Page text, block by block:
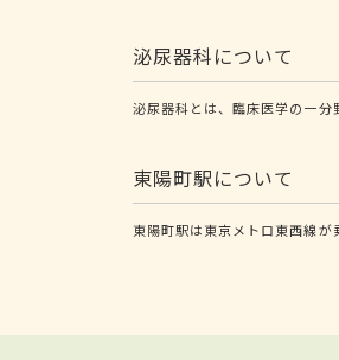
泌尿器科について
泌尿器科とは、臨床医学の一分
東陽町駅について
東陽町駅は東京メトロ東西線